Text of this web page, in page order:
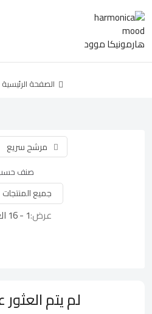
الصفحة الرئيسية
مرشح سريع
صنف
عرض:1 - 16 العناصر
لم يتم